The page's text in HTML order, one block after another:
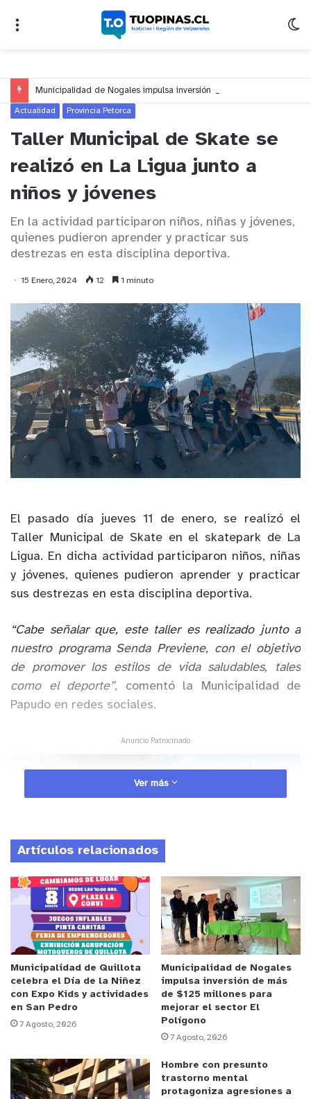
Actualidad Provincia Petorca
Taller Municipal de Skate se
realizó en La Ligua junto a
niños y jóvenes
En la actividad participaron niños, niñas y jóvenes,
quienes pudieron aprender y practicar sus
destrezas en esta disciplina deportiva.
15 Enero, 2024 12 1 minuto
El pasado día jueves 11 de enero, se realizó el
Taller Municipal de Skate en el skatepark de La
Ligua. En dicha actividad participaron niños, niñas
y jóvenes, quienes pudieron aprender y practicar
sus destrezas en esta disciplina deportiva.
“Cabe señalar que, este taller es realizado junto a
nuestro programa Senda Previene, con el objetivo
de promover los estilos de vida saludables, tales
como el deporte”, comentó la Municipalidad de
Papudo en redes sociales.
Anuncio Patrocinado
y tú, ¿qué opinas?
Ver más
Artículos relacionados
Municipalidad de Quillota
celebra el Día de la Niñez
con Expo Kids y actividades
en San Pedro
7 Agosto, 2026
Municipalidad de Nogales
impulsa inversión de más
de $125 millones para
mejorar el sector El
Polígono
7 Agosto, 2026
Hombre con presunto
trastorno mental
protagoniza agresiones a